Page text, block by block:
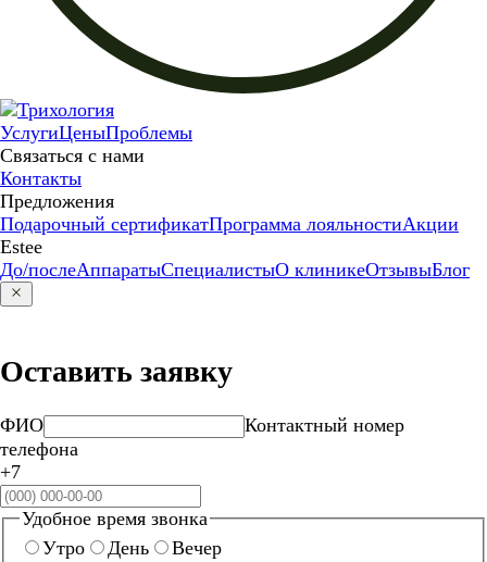
УслугиЦеныПроблемы
Связаться с нами
Контакты
Предложения
Подарочный сертификатПрограмма лояльностиАкции
Estee
До/послеАппаратыСпециалистыО клиникеОтзывыБлог
Оставить заявку
ФИО
Контактный номер
телефона
+7
Удобное время звонка
Утро
День Вечер